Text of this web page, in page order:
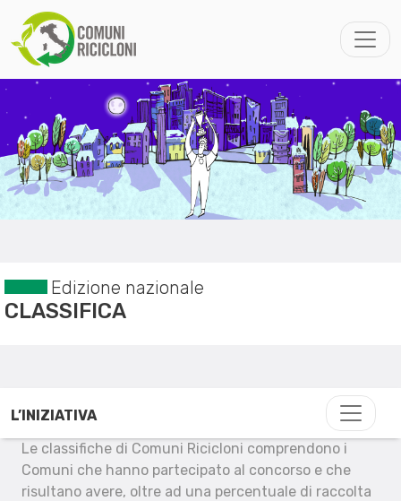
Edizione nazionale
CLASSIFICA
L’INIZIATIVA
Le classifiche di Comuni Ricicloni comprendono i
Comuni che hanno partecipato al concorso e che
risultano avere, oltre ad una percentuale di raccolta